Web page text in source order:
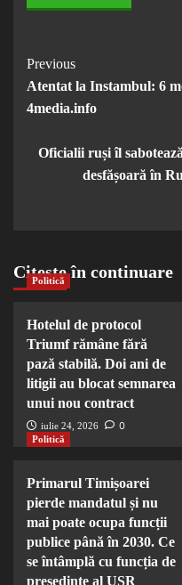
Post
Navigation
Previous
Atentat la Instambul: 6
4media.info
Oficialii ruși îl
desfășoară în
Citește în continuare
Politică
Hotelul de protocol
Triumf rămâne fără
pază stabilă. Doi ani de
litigii au blocat semnarea
unui nou contract
iulie 24, 2026 0
Politică
Primarul Timișoarei
pierde mandatul și nu
mai poate ocupa funcții
publice până în 2030. Ce
se întâmplă cu funcția de
președinte al USR